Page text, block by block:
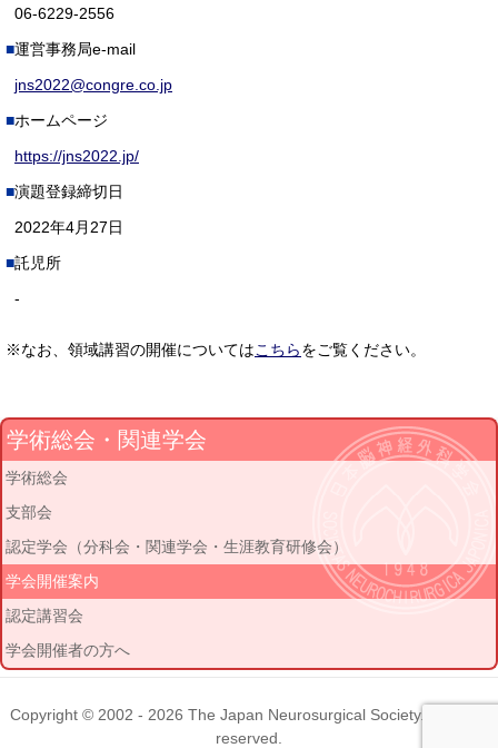
06-6229-2556
運営事務局e-mail
jns2022@congre.co.jp
ホームページ
https://jns2022.jp/
演題登録締切日
2022年4月27日
託児所
-
※なお、領域講習の開催についてはこちらをご覧ください。
学術総会・関連学会
学術総会
支部会
認定学会（分科会・関連学会・生涯教育研修会）
学会開催案内
認定講習会
学会開催者の方へ
Copyright © 2002 - 2026 The Japan Neurosurgical Society. All rights
reserved.